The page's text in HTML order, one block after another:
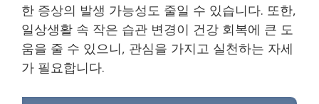
한 증상의 발생 가능성도 줄일 수 있습니다. 또한,
일상생활 속 작은 습관 변경이 건강 회복에 큰 도
움을 줄 수 있으니, 관심을 가지고 실천하는 자세
가 필요합니다.